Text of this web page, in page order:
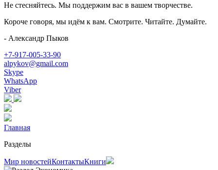
Не стесняйтесь. Мы поддержим вас в вашем творчестве.
Короче говоря, мы идём к вам. Смотрите. Читайте. Думайте.
- Александр Пыков
+7-917-005-33-90
alpykov@gmail.com
Skype
WhatsApp
Viber
Главная
Разделы
Мир новостейКонтактыКниги